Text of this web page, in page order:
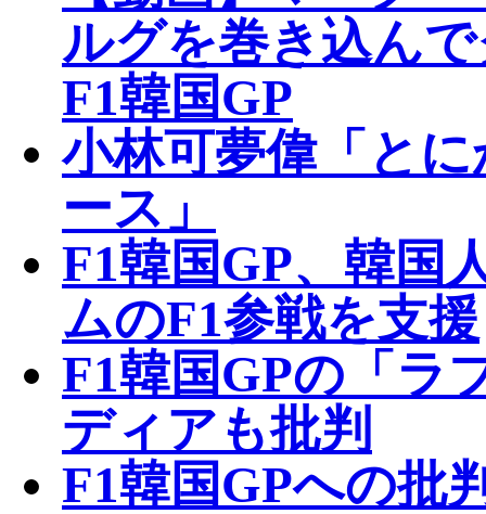
ルグを巻き込ん
F1韓国GP
小林可夢偉「と
ース」
F1韓国GP、韓国
ムのF1参戦を支援
F1韓国GPの「ラ
ディアも批判
F1韓国GPへの批